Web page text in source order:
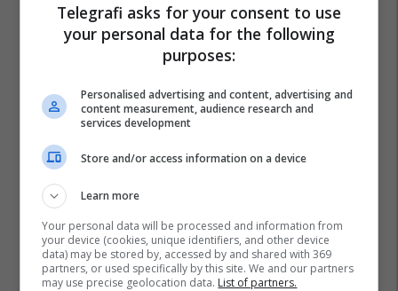
Rishikime Inter Joao Mario
Serie A
Gabriel Barbosa
Telegrafi asks for your consent to use
your personal data for the following
purposes:
Personalised advertising and content, advertising and
content measurement, audience research and
services development
Store and/or access information on a device
Learn more
Your personal data will be processed and information from
your device (cookies, unique identifiers, and other device
data) may be stored by, accessed by and shared with 369
partners, or used specifically by this site. We and our partners
may use precise geolocation data. List of partners.